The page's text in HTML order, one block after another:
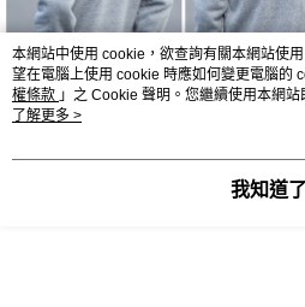
本網站中使用 cookie，欲查詢有關本網站使
望在電腦上使用 cookie 時應如何變更電腦的
權條款 」之 Cookie 聲明。您繼續使用本網
用條款之 Cookie 聲明使用 cookie。
了解更多 >
我知道了